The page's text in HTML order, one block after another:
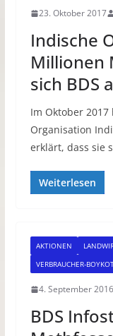
23. Oktober 2017
Indische
Millionen
sich BDS
Im Oktober
Organisation
erklärt, dass sie
Weiterlesen
AKTIONEN
VERBRAUCHER-
4. September 2016
BDS